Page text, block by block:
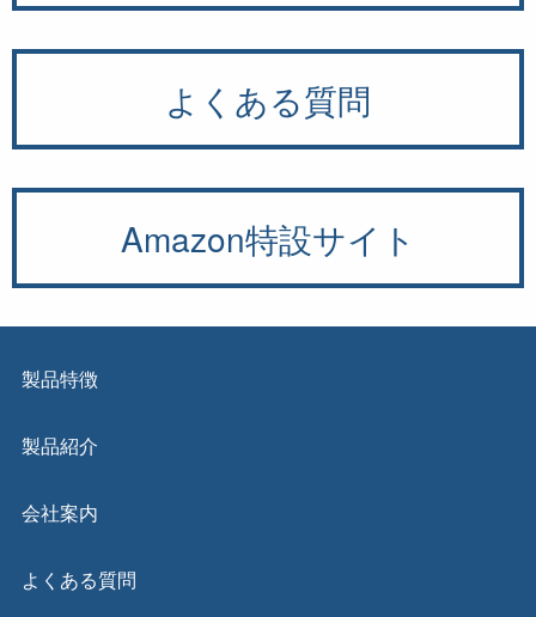
よくある質問
Amazon特設サイト
製品特徴
製品紹介
会社案内
よくある質問